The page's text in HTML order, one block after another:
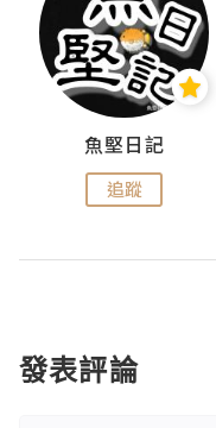
魚堅日記
追蹤
發表評論